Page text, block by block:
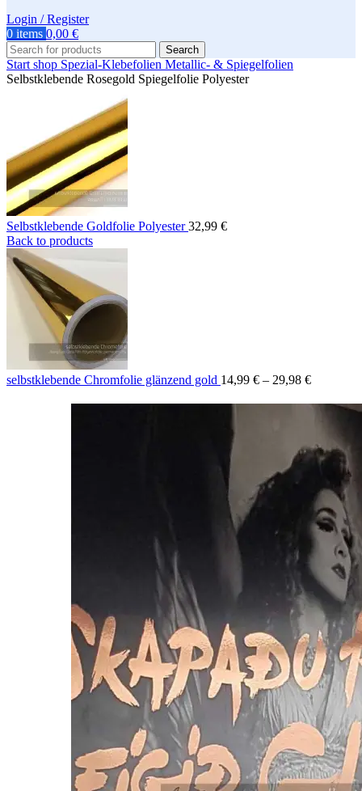
Login / Register
0 items 0,00 €
Search
Start shop Spezial-Klebefolien Metallic- & Spiegelfolien
Selbstklebende Rosegold Spiegelfolie Polyester
Selbstklebende Goldfolie Polyester32,99 €
Back to products
selbstklebende Chromfolie glänzend gold 14,99 € – 29,98 €
bis